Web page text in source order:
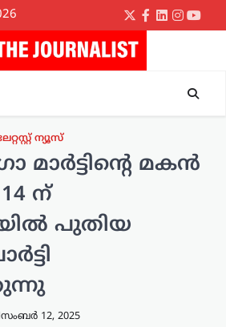
Twitter
Facebook
LinkedIn
ന്യൂസ്
മാർട്ടിന്റെ മകൻ
ന്
പുതിയ
12, 2025